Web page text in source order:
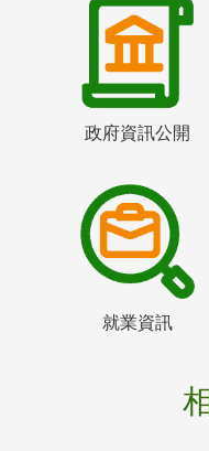
政府資訊公開
就業資訊